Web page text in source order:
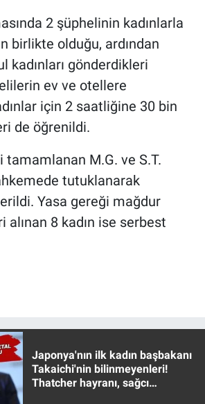
2 şüphelinin kadınlarla
birlikte olduğu, ardından
kadınları gönderdikleri
ev ve otellere
için 2 saatliğine 30 bin
de öğrenildi.
M.G. ve S.T.
tutuklanarak
Yasa gereği mağdur
alınan 8 kadın ise serbest
Japonya'nın ilk kadın başbakanı
Takaichi'nin bilinmeyenleri!
Thatcher hayranı, sağcı